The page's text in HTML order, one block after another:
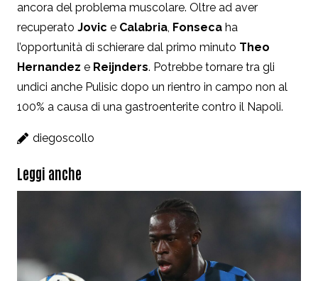
ancora del problema muscolare. Oltre ad aver
recuperato Jovic e Calabria, Fonseca ha
l’opportunità di schierare dal primo minuto Theo
Hernandez e Reijnders. Potrebbe tornare tra gli
undici anche Pulisic dopo un rientro in campo non al
100% a causa di una gastroenterite contro il Napoli.
diegoscollo
Leggi anche